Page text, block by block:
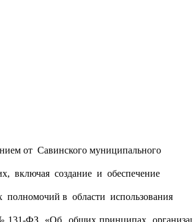
от  Савинского муниципального
включая  создание  и  обеспечение
полномочий в  области  использования